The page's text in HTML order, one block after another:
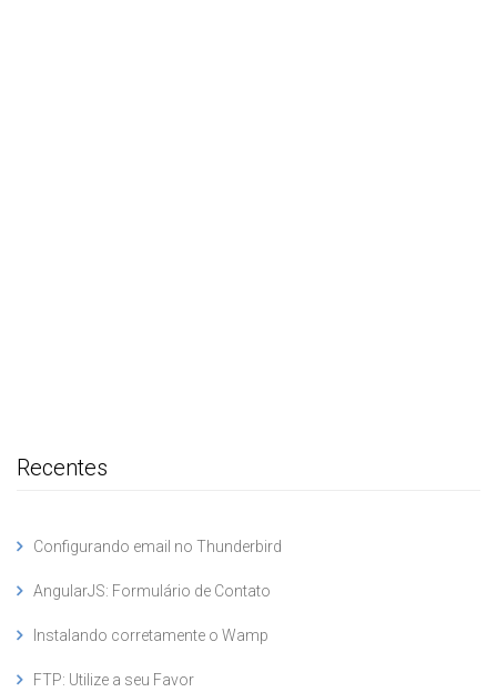
Recentes
Configurando email no Thunderbird
AngularJS: Formulário de Contato
Instalando corretamente o Wamp
FTP: Utilize a seu Favor